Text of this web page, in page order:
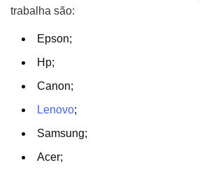
trabalha são:
Epson;
Hp;
Canon;
Lenovo;
Samsung;
Acer;